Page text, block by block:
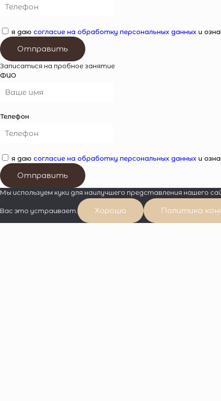
я даю согласие на обработку персональных данных и
Отправить
Записаться на пробное занятие
ФИО
Телефон
я даю согласие на обработку персональных данных и
Отправить
Мы используем куки для наилучшего представления
Вас это устраивает. Хорошо Политика